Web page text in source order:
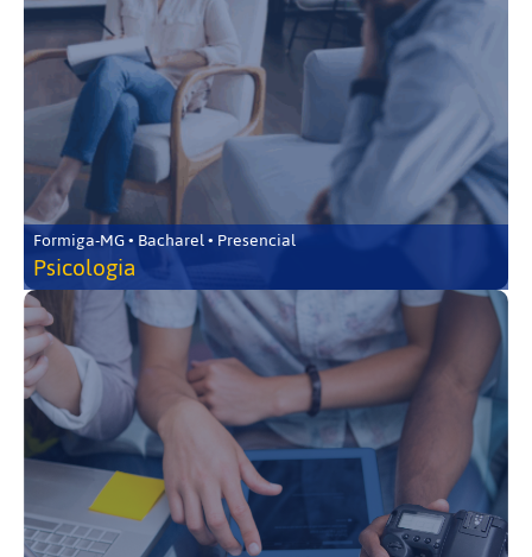
Formiga-MG • Bacharel • Presencial
Psicologia